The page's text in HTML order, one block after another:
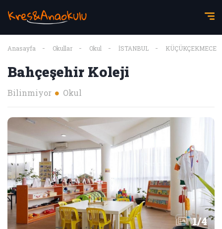
Anasayfa Okullar Okul İSTANBUL KÜÇÜKÇEKMECE
Bahçeşehir Koleji
Bilinmiyor Okul
1/4